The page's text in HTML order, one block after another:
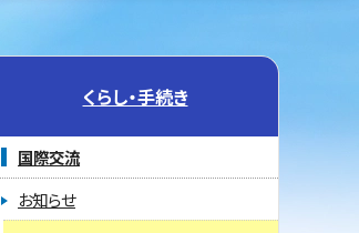
くらし・手続き
国際交流
お知らせ